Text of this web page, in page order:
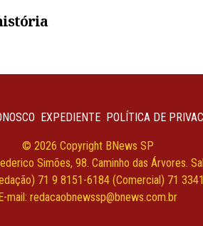
EXPEDIENTE POLÍTICA DE
© 2026 Copyright BNews SP
Simões, 98. Caminho das Árvores.
71 9 8151-6184 (Comercial) 71
E-mail: redacaobnewssp@bnews.com.br